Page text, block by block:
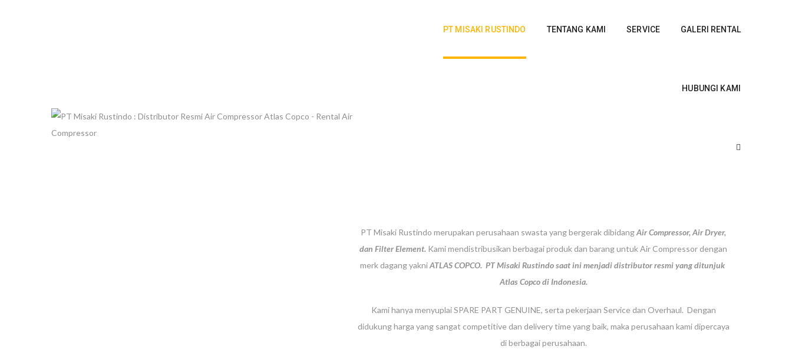
PT MISAKI RUSTINDO TENTANG KAMI SERVICE GALERI RENTAL
HUBUNGI KAMI
PT Misaki Rustindo merupakan perusahaan swasta yang bergerak dibidangAir Compressor, Air Dryer,
dan Filter Element. Kami mendistribusikan berbagai produk dan barang untuk Air Compressor dengan
merk dagang yakniATLAS COPCO. PT Misaki Rustindo saat ini menjadi distributor resmi yang ditunjuk
Atlas Copco di Indonesia.
Kami hanya menyuplai SPARE PART GENUINE, serta pekerjaan Service dan Overhaul. Dengan
didukung harga yang sangat competitive dan delivery time yang baik, maka perusahaan kami dipercaya
di berbagai perusahaan.